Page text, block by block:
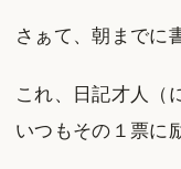
さぁて、朝までに
これ、日記才人（
いつもその１票に